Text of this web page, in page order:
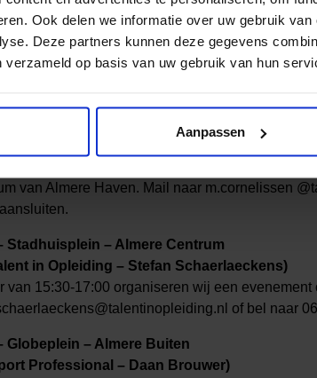
Ook delen we informatie over uw gebruik
Deze partners kunnen deze gegevens
verzameld op basis van uw gebruik van hun
Aanpassen
voor aanbieders (6 t/m 10 oktober)
organiseren wij drie evenementen in
wilt aanhaken!
– Marktplein voor buurtcentrum Corrosia –
van Almere Haven. Mail naar m.cornelissen
Stadhuisplein – Almere Centrum
in Opleiding – Stefan Schaerlaeckens)
van 15:30-17:00 organiseren wij een
of bel naar
Globeplein – Almere Buiten
Professional – Daan Brouwer)